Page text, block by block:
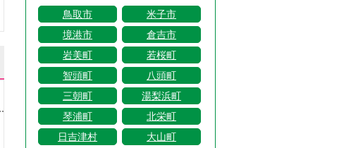
鳥取市
米子市
境港市
倉吉市
岩美町
若桜町
智頭町
八頭町
三朝町
湯梨浜町
琴浦町
北栄町
日吉津村
大山町